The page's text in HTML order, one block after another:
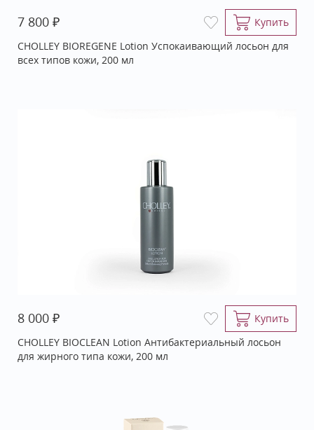
7 800 ₽
Купить
CHOLLEY BIOREGENE Lotion Успокаивающий лосьон для
всех типов кожи, 200 мл
8 000 ₽
Купить
CHOLLEY BIOCLEAN Lotion Антибактериальный лосьон
для жирного типа кожи, 200 мл